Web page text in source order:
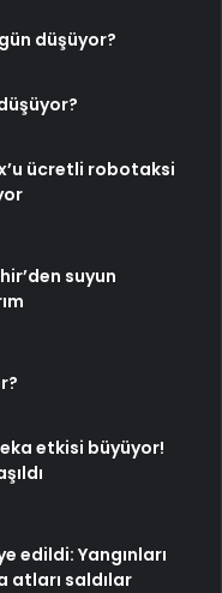
düşüyor?
ücretli robotaksi
suyun
etkisi büyüyor!
edildi: Yangınları
atları saldılar